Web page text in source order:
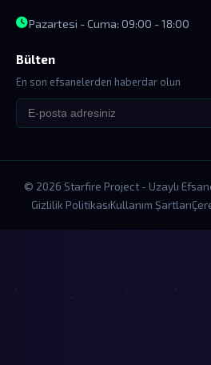
Pazartesi - Cuma: 09:00 - 18:00
Bülten
En son efsanelerden haberdar olun
© 2026 Starfire Project - Uzaylı
Gizlilik PolitikasıKullanım Şartları